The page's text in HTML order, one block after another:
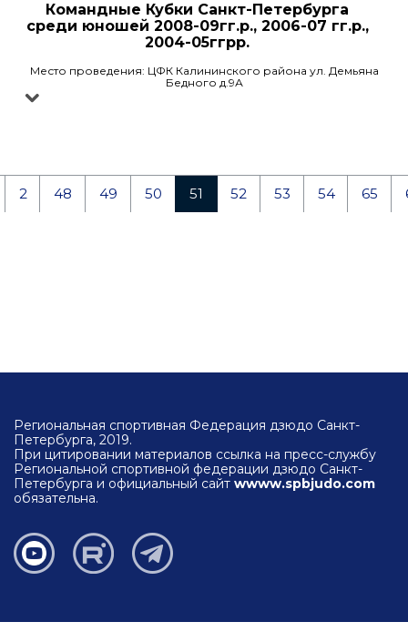
Командные Кубки Санкт-Петербурга
среди юношей 2008-09гг.р., 2006-07 гг.р.,
2004-05ггрр.
Место проведения: ЦФК Калининского района ул. Демьяна
Бедного д.9А
2 48 49 50 51 52 53 54 65
Региональная спортивная Федерация дзюдо Санкт-
Петербурга, 2019.
При цитировании материалов ссылка на пресс-службу
Региональной спортивной федерации дзюдо Санкт-
Петербурга и официальный сайт wwww.spbjudo.com
обязательна.